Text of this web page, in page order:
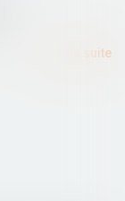
Lire la suite